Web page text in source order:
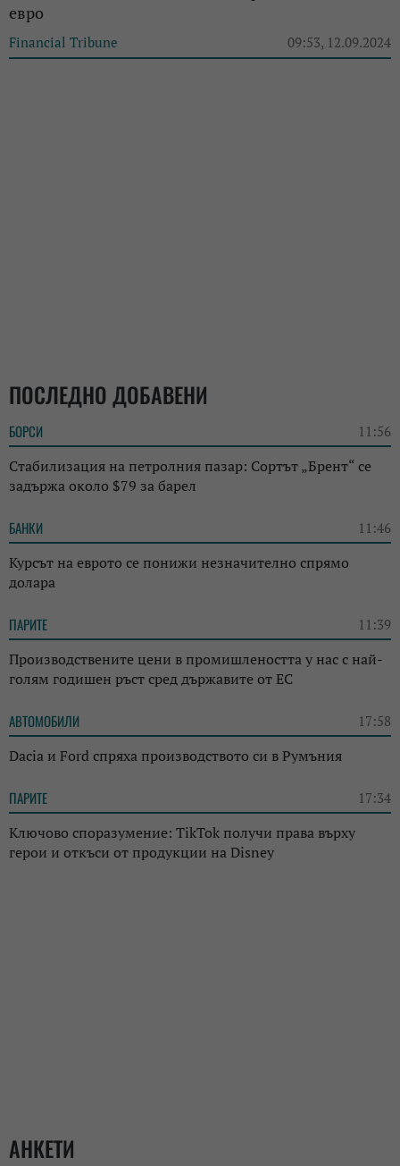
евро
Financial Tribune 09:53, 12.09.2024
ПОСЛЕДНО ДОБАВЕНИ
БОРСИ 11:56
Стабилизация на петролния пазар: Сортът „Брент“ се
задържа около $79 за барел
БАНКИ 11:46
Курсът на еврото се понижи незначително спрямо
долара
ПАРИТЕ 11:39
Производствените цени в промишлеността у нас с най-
голям годишен ръст сред държавите от ЕС
АВТОМОБИЛИ 17:58
Dacia и Ford спряха производството си в Румъния
ПАРИТЕ 17:34
Ключово споразумение: TikTok получи права върху
герои и откъси от продукции на Disney
АНКЕТИ